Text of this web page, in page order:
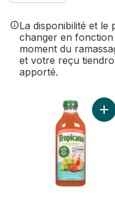
La disponibilité et le
changer en
moment du
et votre reçu
apporté.